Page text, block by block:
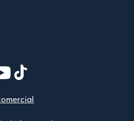
janela)
nova janela)
uma nova janela)
em uma nova janela)
(abre em uma nova janela)